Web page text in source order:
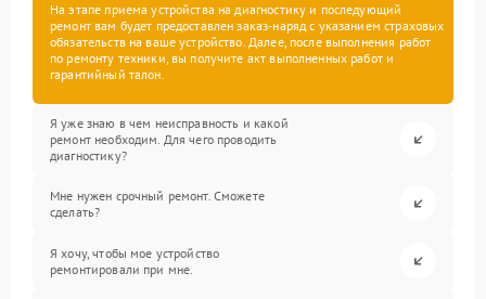
На этапе приема устройства на диагностику и последующий
ремонт вам будет предоставлен заказ-наряд с указанием страховых
обязательств на ваше устройство. Далее, после выполнения работ
по ремонту техники, вы получите акт выполненных работ и
гарантийный талон.
Я уже знаю в чем неисправность и какой
ремонт необходим. Для чего проводить
диагностику?
Мне нужен срочный ремонт. Сможете
сделать?
Я хочу, чтобы мое устройство
ремонтировали при мне.